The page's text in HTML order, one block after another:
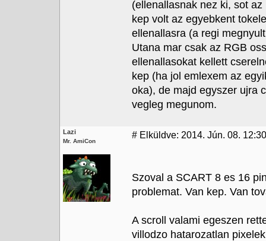
(ellenallasnak nez ki, sot
kep volt az egyebkent
ellenallasra (a regi
Utana mar csak az RGB
ellenallasokat kellett
kep (ha jol emlexem az
oka), de majd egyszer ujra
vegleg megunom.
Lazi
Mr. AmiCon
# Elküldve: 2014. Jún. 08. 12:30
Szoval a SCART 8 es 16
problemat. Van kep. Van
A scroll valami egeszen
villodzo hatarozatlan